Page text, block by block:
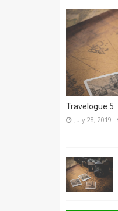
Travelogue 5
July 28, 2019